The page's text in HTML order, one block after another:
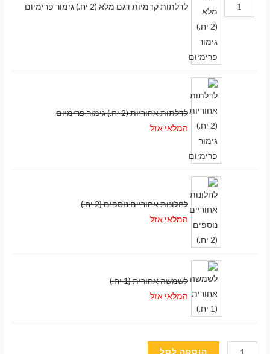
לדלתות קדמיות דגם מלא (2 יח.) גימור פרימיום
לדלתות אחוריות (2 יח.) גימור פרימיום
המלאי אזל
לחלונות אחוריים נוספים (2 יח.)
המלאי אזל
לשמשה אחורית (1 יח.)
המלאי אזל
כמות הוספה לסל